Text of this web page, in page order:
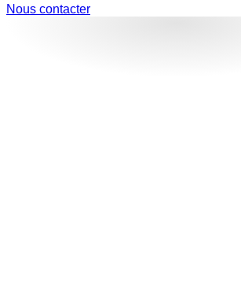
Nous contacter